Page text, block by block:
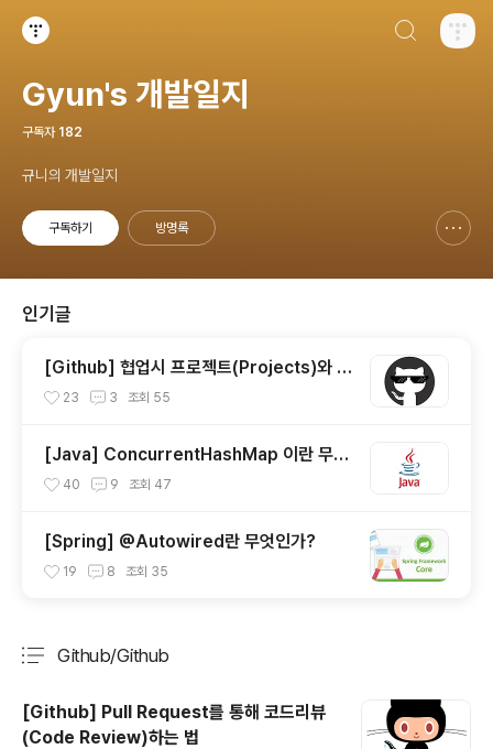
Gyun's 개발일지
구독자 182
규니의 개발일지
구독하기 방명록
인기글
[Github] 협업시 프로젝트(Projects)와 이
슈(Issue) 사용하기
23 3 조회 55
[Java] ConcurrentHashMap 이란 무엇
일까?
40 9 조회 47
[Spring] @Autowired란 무엇인가?
19 8 조회 35
Github/Github
[Github] Pull Request를 통해 코드리뷰
(Code Review)하는 법